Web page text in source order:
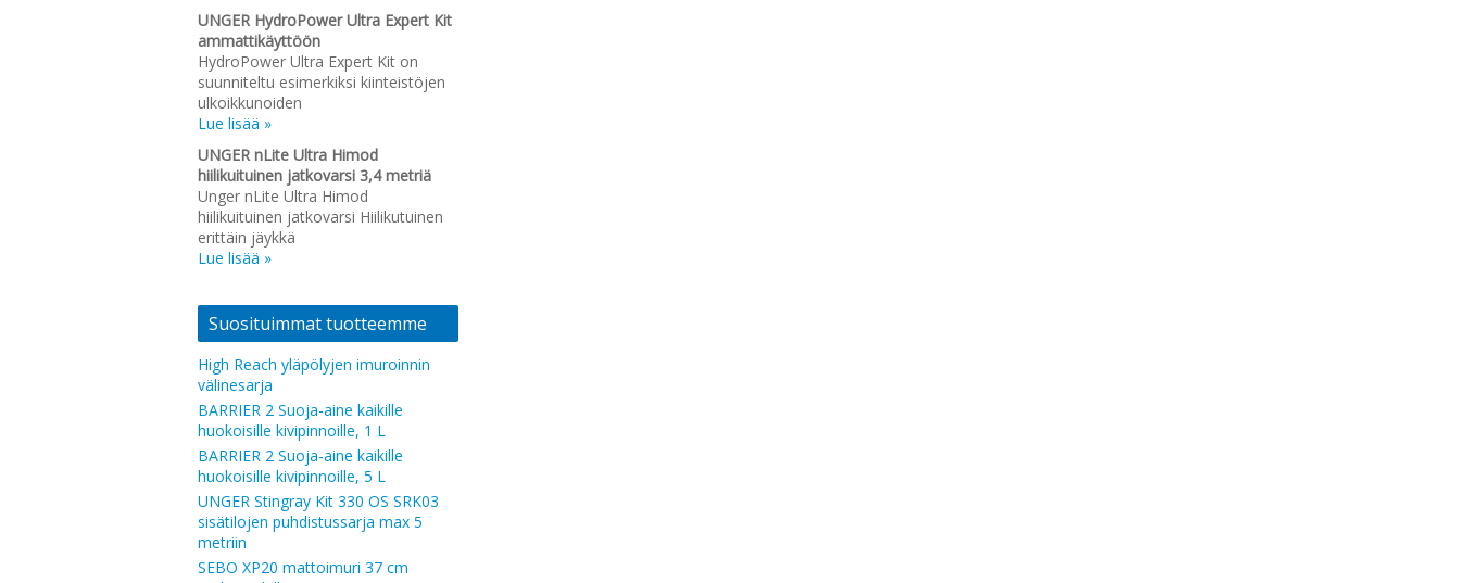
UNGER HydroPower Ultra Expert Kit
ammattikäyttöön
HydroPower Ultra Expert Kit on
suunniteltu esimerkiksi kiinteistöjen
ulkoikkunoiden
Lue lisää »
UNGER nLite Ultra Himod
hiilikuituinen jatkovarsi 3,4 metriä
Unger nLite Ultra Himod
hiilikuituinen jatkovarsi Hiilikutuinen
erittäin jäykkä
Lue lisää »
Suosituimmat tuotteemme
High Reach yläpölyjen imuroinnin
välinesarja
BARRIER 2 Suoja-aine kaikille
huokoisille kivipinnoille, 1 L
BARRIER 2 Suoja-aine kaikille
huokoisille kivipinnoille, 5 L
UNGER Stingray Kit 330 OS SRK03
sisätilojen puhdistussarja max 5
metriin
SEBO XP20 mattoimuri 37 cm